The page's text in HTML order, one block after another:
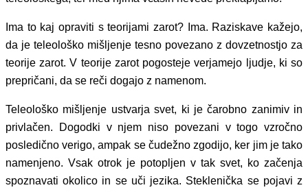
Ima to kaj opraviti s teorijami zarot? Ima. Raziskave kažejo,
da je teleološko mišljenje tesno povezano z dovzetnostjo za
teorije zarot. V teorije zarot pogosteje verjamejo ljudje, ki so
prepričani, da se reči dogajo z namenom.
Teleološko mišljenje ustvarja svet, ki je čarobno zanimiv in
privlačen. Dogodki v njem niso povezani v togo vzročno
posledično verigo, ampak se čudežno zgodijo, ker jim je tako
namenjeno. Vsak otrok je potopljen v tak svet, ko začenja
spoznavati okolico in se uči jezika. Steklenička se pojavi z